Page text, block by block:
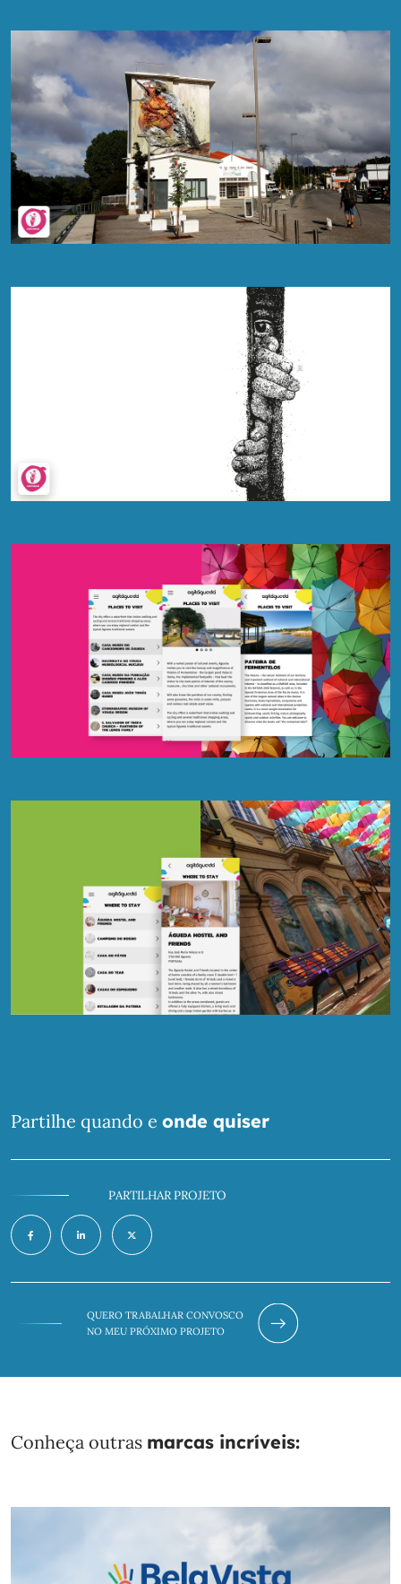
Partilhe quando e onde quiser
PARTILHAR PROJETO
QUERO TRABALHAR CONVOSCO
NO MEU PRÓXIMO PROJETO
Conheça outras marcas incríveis: